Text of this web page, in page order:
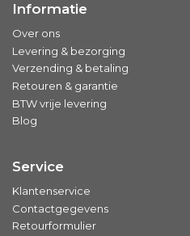
Informatie
Over ons
Levering & bezorging
Verzending & betaling
Retouren & garantie
BTW vrije levering
Blog
Service
Klantenservice
Contactgegevens
Retourformulier